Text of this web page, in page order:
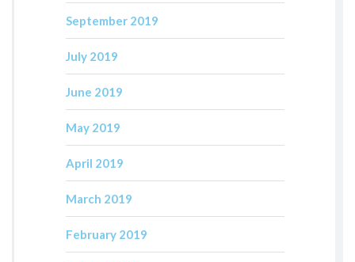
September 2019
July 2019
June 2019
May 2019
April 2019
March 2019
February 2019